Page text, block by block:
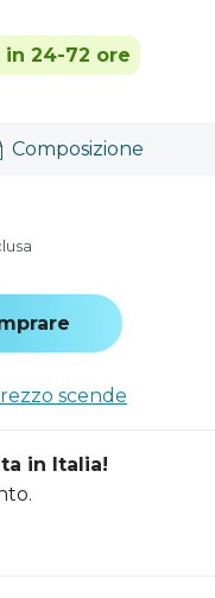
24-72 ore
Composizione
scende
in Italia!